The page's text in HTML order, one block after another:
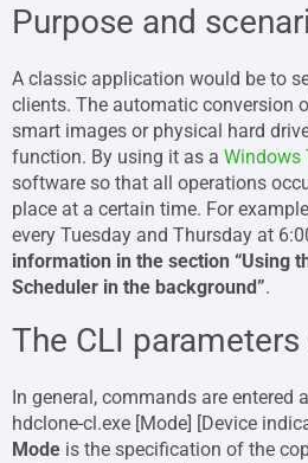
Purpose and
A classic application would be to
clients. The automatic conversion
smart images or physical hard
function. By using it as a Windows
software so that all operations
place at a certain time. For
every Tuesday and Thursday at
information in the section “Using
Scheduler in the background”.
The CLI
In general, commands are entered
hdclone-cl.exe [Mode] [Device
Mode is the specification of the